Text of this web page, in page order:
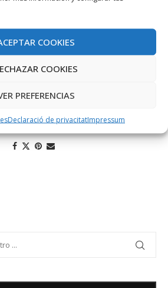
COOKIES
COOKIES
PREFERENCIAS
Declaració de privacitatImpressum
educatiu